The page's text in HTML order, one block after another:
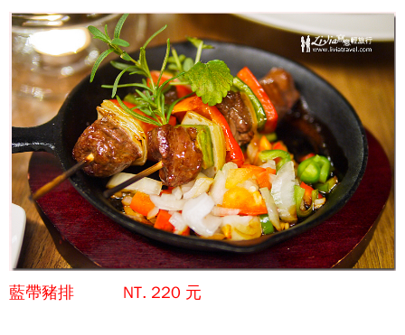
藍帶豬排 NT. 220 元